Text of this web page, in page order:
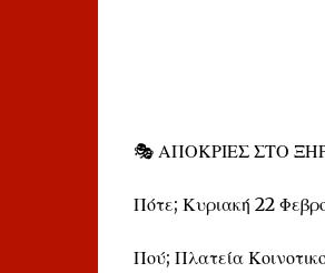
🎭 ΑΠΟΚΡΙΕΣ ΣΤΟ
Πότε; Κυριακή 22
Πού; Πλατεία